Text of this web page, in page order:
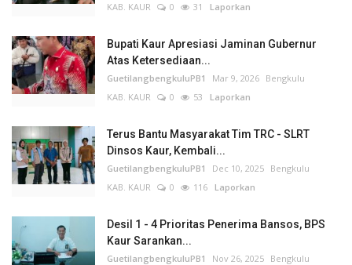
KAB. KAUR
0 31 Laporkan
Bupati Kaur Apresiasi Jaminan Gubernur
Atas Ketersediaan...
GuetilangbengkuluPB1 Mar 9, 2026 Bengkulu
KAB. KAUR
0 53 Laporkan
Terus Bantu Masyarakat Tim TRC - SLRT
Dinsos Kaur, Kembali...
GuetilangbengkuluPB1 Dec 10, 2025 Bengkulu
KAB. KAUR
0 116 Laporkan
Desil 1 - 4 Prioritas Penerima Bansos, BPS
Kaur Sarankan...
GuetilangbengkuluPB1 Nov 26, 2025 Bengkulu